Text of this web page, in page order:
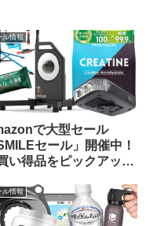
ル情報
で大型セール
セール」開催中！
い得品をピックアップ
ル情報